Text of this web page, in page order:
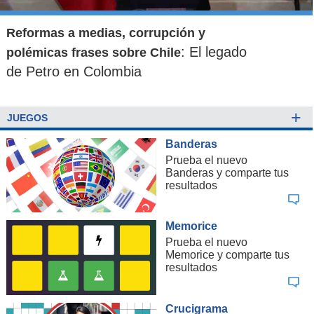
Reformas a medias, corrupción y
polémicas frases sobre Chile: El legado
de Petro en Colombia
JUEGOS +
Banderas
Prueba el nuevo
Banderas y comparte tus
resultados
Memorice
Prueba el nuevo
Memorice y comparte tus
resultados
Crucigrama